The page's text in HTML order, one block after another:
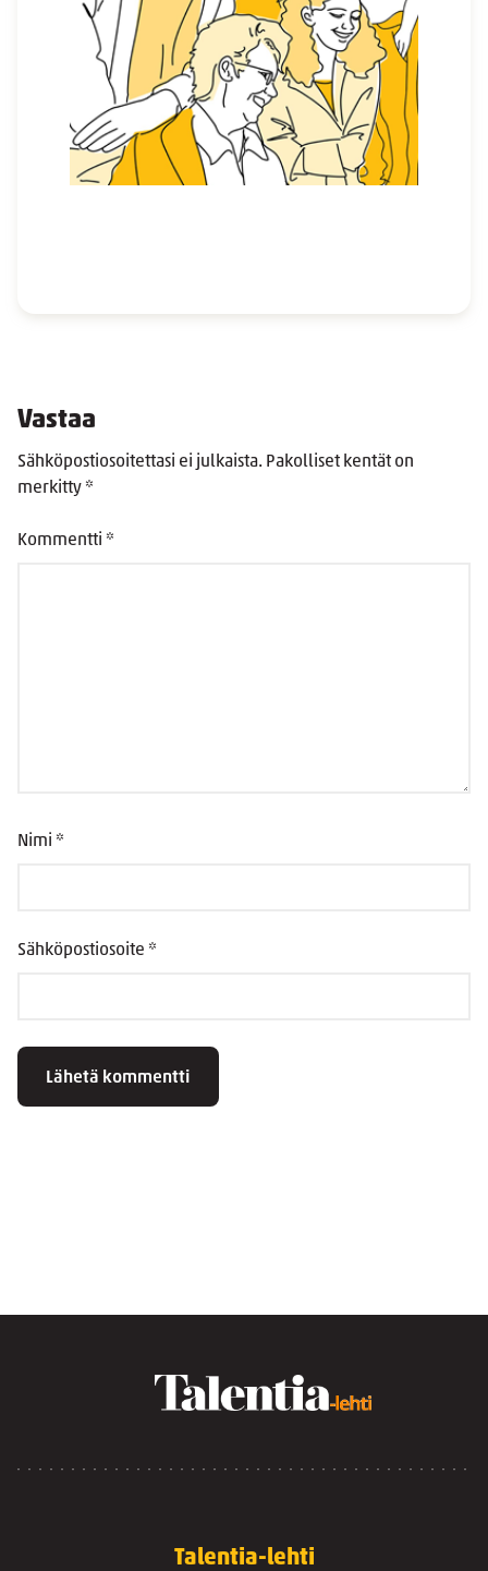
Vastaa
Sähköpostiosoitettasi ei julkaista. Pakolliset kentät on
merkitty *
Kommentti *
Nimi *
Sähköpostiosoite *
Talentia-lehti